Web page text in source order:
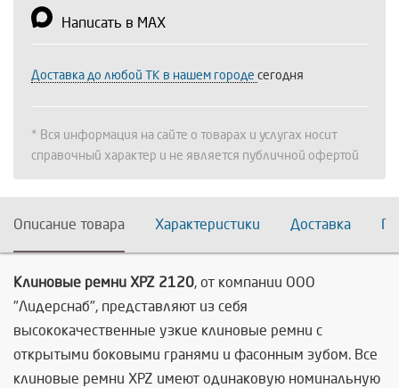
Написать в MAX
Доставка до любой ТК в нашем городе сегодня
* Вся информация на сайте о товарах и услугах носит
справочный характер и не является публичной офертой
Описание товара Характеристики Доставка
Клиновые ремни XPZ 2120, от компании ООО
"Лидерснаб", представляют из себя
высококачественные узкие клиновые ремни с
открытыми боковыми гранями и фасонным зубом. Все
клиновые ремни XPZ имеют одинаковую номинальную